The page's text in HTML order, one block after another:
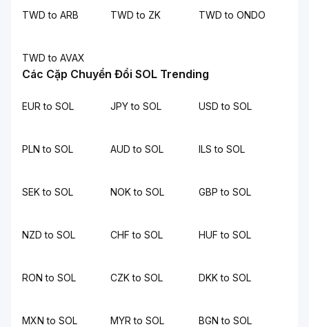
TWD to ARB TWD to ZK TWD to ONDO
TWD to AVAX
Các Cặp Chuyển Đổi SOL Trending
EUR to SOL JPY to SOL USD to SOL
PLN to SOL AUD to SOL ILS to SOL
SEK to SOL NOK to SOL GBP to SOL
NZD to SOL CHF to SOL HUF to SOL
RON to SOL CZK to SOL DKK to SOL
MXN to SOL MYR to SOL BGN to SOL